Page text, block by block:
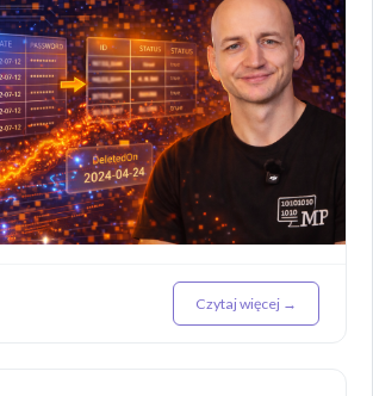
Czytaj więcej →